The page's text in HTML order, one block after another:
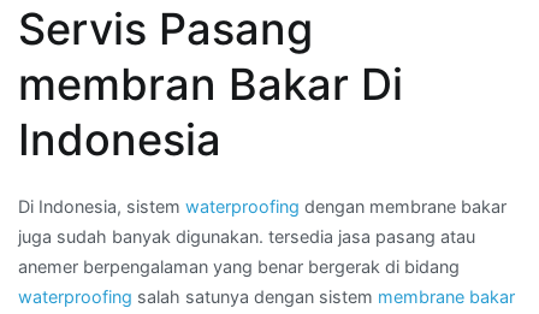
App
:
membran
meter
di
Kota
TANJUNG
Servis Pasang
membran Bakar Di
Indonesia
Di Indonesia, sistem waterproofing dengan membrane bakar
juga sudah banyak digunakan. tersedia jasa pasang atau
anemer berpengalaman yang benar bergerak di bidang
waterproofing salah satunya dengan sistem membrane bakar